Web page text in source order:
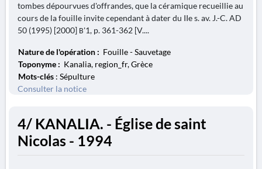
tombes dépourvues d'offrandes, que la céramique recueillie au
cours de la fouille invite cependant à dater du IIe s. av. J.-C. AD
50 (1995) [2000] Β'1, p. 361-362 [V....
Nature de l'opération : Fouille - Sauvetage
Toponyme : Kanalia, region_fr, Grèce
Mots-clés : Sépulture
Consulter la notice
4/ KANALIA. - Église de saint
Nicolas - 1994